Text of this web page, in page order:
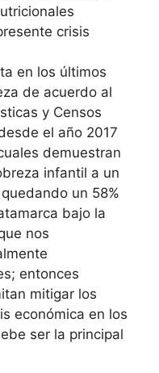
crisis
en los últimos
de acuerdo al
y Censos
el año 2017
demuestran
infantil a un
un 58%
bajo la
nos
entonces
mitigar los
económica en los
ser la principal